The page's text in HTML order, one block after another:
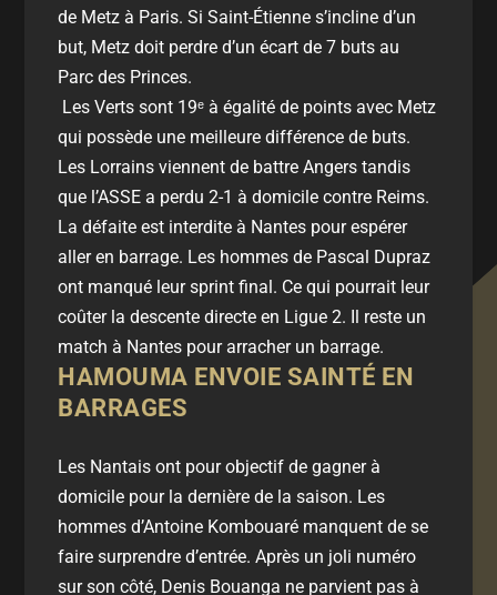
de Metz à Paris. Si Saint-Étienne s’incline d’un
but, Metz doit perdre d’un écart de 7 buts au
Parc des Princes.
Les Verts sont 19ᵉ à égalité de points avec Metz
qui possède une meilleure différence de buts.
Les Lorrains viennent de battre Angers tandis
que l’ASSE a perdu 2-1 à domicile contre Reims.
La défaite est interdite à Nantes pour espérer
aller en barrage. Les hommes de Pascal Dupraz
ont manqué leur sprint final. Ce qui pourrait leur
coûter la descente directe en Ligue 2. Il reste un
match à Nantes pour arracher un barrage.
HAMOUMA ENVOIE SAINTÉ EN
BARRAGES
Les Nantais ont pour objectif de gagner à
domicile pour la dernière de la saison. Les
hommes d’Antoine Kombouaré manquent de se
faire surprendre d’entrée. Après un joli numéro
sur son côté, Denis Bouanga ne parvient pas à